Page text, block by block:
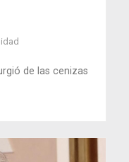
de las cenizas